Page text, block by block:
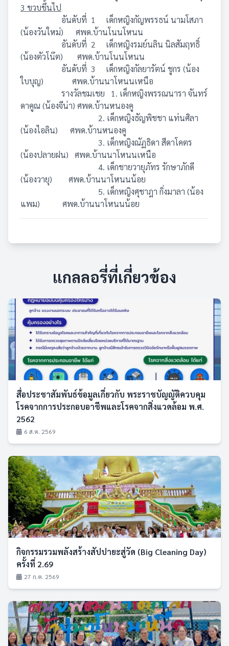
3 ขวบขึ้นไป
อันดับที่ 1 เด็กหญิงกัญพรรธน์ นามโสภา
(น้องวันใหม่) ศพด.บ้านโนนโหนน
อันดับที่ 2 เด็กหญิงรมย์นลิน นิลสัมฤทธิ์
(น้องตัวโน๊ต) ศพด.บ้านโนนโหนน
อันดับที่ 3 เด็กหญิงกัลยารัตน์ ชูกร (น้อง
ใบบุญ) ศพด.บ้านนาโหนนเหนือ
รางวัลชมเชย 1. เด็กหญิงพรรณนารา จันทร์
ดาคูณ (น้องจีน่า) ศพด.บ้านหนองคู
2. เด็กหญิงธัญพิชชา แท่นศิลา
(น้องไอลิน) ศพด.บ้านหนองคู
3. เด็กหญิงณัฏธิดา สีดาโคตร
(น้องปลายฝน) ศพด.บ้านนาโหนนเหนือ
4. เด็กชายวายุภัทร รักษาภักดี
(น้องวายุ) ศพด.บ้านนาโหนนน้อย
5. เด็กหญิงศุชาฎา กิ่งมาลา (น้อง
แพม) ศพด.บ้านนาโหนนน้อย
แกลลอรี่ที่เกี่ยวข้อง
สื่อประชาสัมพันธ์ข้อมูลเกี่ยวกับ พระราชบัญญัติควบคุม
โรคจากการประกอบอาชีพและโรคจากสิ่งแวดล้อม พ.ศ.
2562
6 ส.ค. 2569
กิจกรรมรวมพลังสร้างสัปปายะสู่วัด (Big Cleaning Day)
ครั้งที่ 2.69
27 ก.ค. 2569